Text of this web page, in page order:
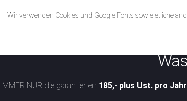
Was?
IMMER NUR die garantierten 185,- plus Ust. pro
Wir verwenden Cookies und Google Fonts sowie etliche